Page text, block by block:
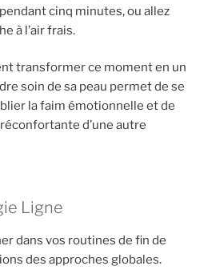
cinq minutes, ou allez
à l’air frais.
transformer ce moment en un
soin de sa peau permet de se
la faim émotionnelle et de
d’une autre
Ligne
dans vos routines de fin de
des approches globales.